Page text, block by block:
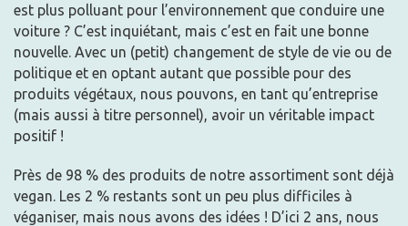
est plus polluant pour l’environnement que conduire une
voiture ? C’est inquiétant, mais c’est en fait une bonne
nouvelle. Avec un (petit) changement de style de vie ou de
politique et en optant autant que possible pour des
produits végétaux, nous pouvons, en tant qu’entreprise
(mais aussi à titre personnel), avoir un véritable impact
positif !
Près de 98 % des produits de notre assortiment sont déjà
vegan. Les 2 % restants sont un peu plus difficiles à
véganiser, mais nous avons des idées ! D’ici 2 ans, nous